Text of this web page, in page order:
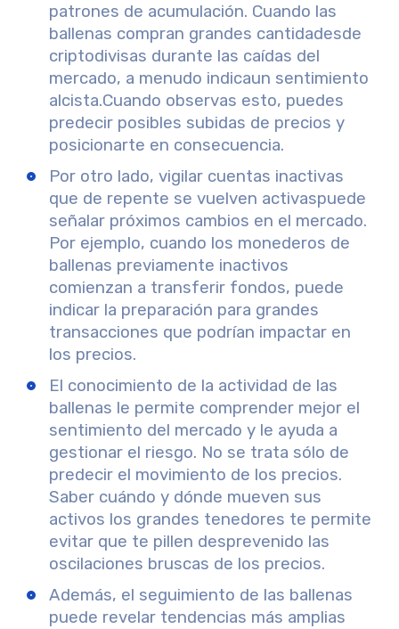
patrones de acumulación. Cuando las
ballenas compran grandes cantidadesde
criptodivisas durante las caídas del
mercado, a menudo indicaun sentimiento
alcista.Cuando observas esto, puedes
predecir posibles subidas de precios y
posicionarte en consecuencia.
Por otro lado, vigilar cuentas inactivas
que de repente se vuelven activaspuede
señalar próximos cambios en el mercado.
Por ejemplo, cuando los monederos de
ballenas previamente inactivos
comienzan a transferir fondos, puede
indicar la preparación para grandes
transacciones que podrían impactar en
los precios.
El conocimiento de la actividad de las
ballenas le permite comprender mejor el
sentimiento del mercado y le ayuda a
gestionar el riesgo. No se trata sólo de
predecir el movimiento de los precios.
Saber cuándo y dónde mueven sus
activos los grandes tenedores te permite
evitar que te pillen desprevenido las
oscilaciones bruscas de los precios.
Además, el seguimiento de las ballenas
puede revelar tendencias más amplias